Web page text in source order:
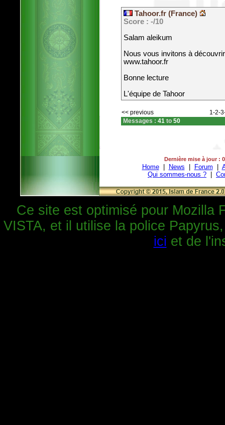
Tahoor.fr (France)
Score : -/10
Salam aleikum
Nous vous invitons à
www.tahoor.fr
Bonne lecture
L'équipe de Tahoor
<< previous 1 -2-3
Messages : 41 to 50
Dernière mise à jour :
Home| News Forum
Qui sommes-nous ?
Ce site est optimisé pour Mozilla
VISTA, et il utilise la police
ici et de